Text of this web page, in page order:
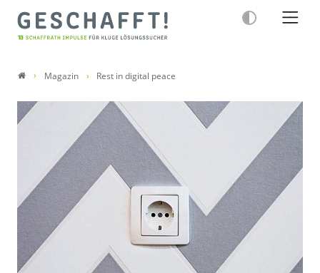
Magazin Rest in digital peace